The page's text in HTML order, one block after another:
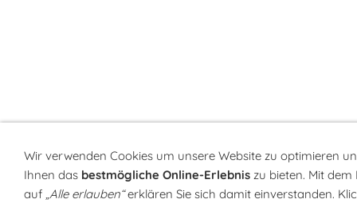
Wir verwenden Cookies um unsere Website zu optimieren
Ihnen das bestmögliche Online-Erlebnis zu bieten. Mit dem
auf „Alle erlauben“erklären Sie sich damit einverstanden.